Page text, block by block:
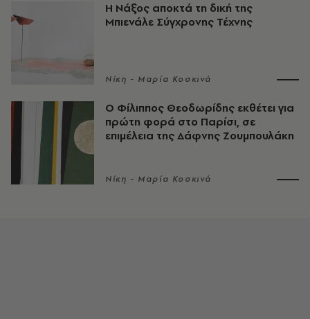
Η Νάξος αποκτά τη δική της
Μπιενάλε Σύγχρονης Τέχνης
Νίκη - Μαρία Κοσκινά
Ο Φίλιππος Θεοδωρίδης εκθέτει για
πρώτη φορά στο Παρίσι, σε
επιμέλεια της Δάφνης Ζουμπουλάκη
Νίκη - Μαρία Κοσκινά